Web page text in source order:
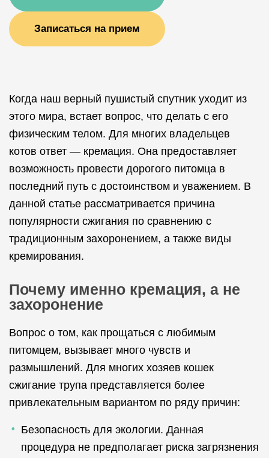
Записаться на прием
Когда наш верный пушистый спутник уходит из
этого мира, встает вопрос, что делать с его
физическим телом. Для многих владельцев
котов ответ — кремация. Она предоставляет
возможность провести дорогого питомца в
последний путь с достоинством и уважением. В
данной статье рассматривается причина
популярности сжигания по сравнению с
традиционным захоронением, а также виды
кремирования.
Почему именно кремация, а не
захоронение
Вопрос о том, как прощаться с любимым
питомцем, вызывает много чувств и
размышлений. Для многих хозяев кошек
сжигание трупа представляется более
привлекательным вариантом по ряду причин:
Безопасность для экологии. Данная
процедура не предполагает риска загрязнения